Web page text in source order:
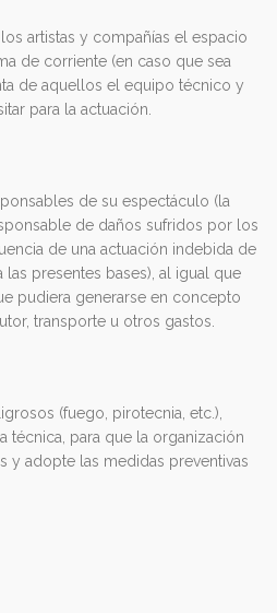
artistas y compañías el espacio
de corriente (en caso que sea
de aquellos el equipo técnico y
para la actuación.
de su espectáculo (la
de daños sufridos por los
de una actuación indebida de
presentes bases), al igual que
pudiera generarse en concepto
transporte u otros gastos.
(fuego, pirotecnia, etc.),
técnica, para que la organización
y adopte las medidas preventivas